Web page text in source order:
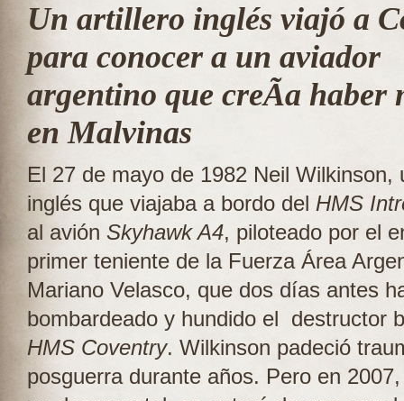
Un artillero inglés viajó a
para conocer a un aviador
argentino que creÃ­a haber
en Malvinas
El 27 de mayo de 1982 Neil Wilkinson,
inglés que viajaba a bordo del HMS
al avión Skyhawk A4, piloteado por el
primer teniente de la Fuerza Área
Mariano Velasco, que dos días antes
bombardeado y hundido el destructor
HMS Coventry. Wilkinson padeció
posguerra durante años. Pero en